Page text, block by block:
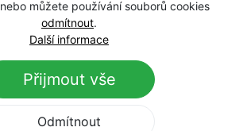
nebo můžete používání souborů cookies
odmítnout.
Další informace
Přijmout vše
Odmítnout
dárkem
7 290 Kč
EXTRA SLEVA 15 % V KOŠÍKU!
zásoba s dárkem